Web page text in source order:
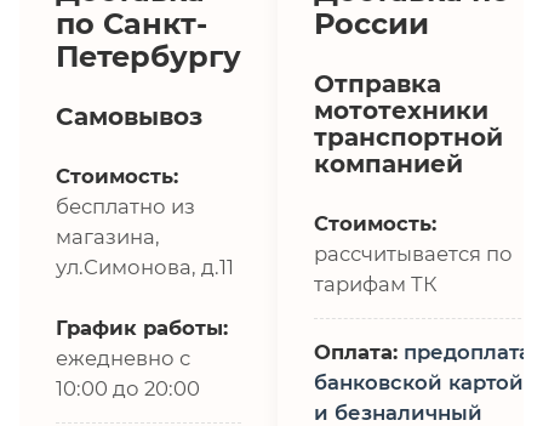
по Санкт-
Петербургу
Самовывоз
Стоимость:
бесплатно из
магазина,
ул.Симонова, д.11
График работы:
ежедневно с
10:00 до 20:00
России
Отправка
мототехники
транспортной
компанией
Стоимость:
рассчитывается по
тарифам ТК
Оплата: предоплата,
банковской картой
и безналичный